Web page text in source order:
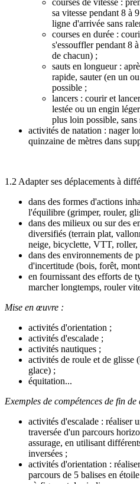
courses de vitesse :
sa vitesse pendant 8 à
ligne d'arrivée sans
courses en durée :
s'essouffler pendant 8
de chacun) ;
sauts en longueur :
rapide, sauter (en un
possible ;
lancers : courir et
lestée ou un engin
plus loin possible,
activités de natation : nager
quinzaine de mètres dans
1.2 Adapter ses déplacements à
dans des formes d'actions
l'équilibre (grimper, rouler,
dans des milieux ou sur des
diversifiés (terrain plat,
neige, bicyclette, VTT, roller,
dans des environnements de
d'incertitude (bois, forêt,
en fournissant des efforts de
marcher longtemps, rouler
Mise en œuvre :
activités d'orientation ;
activités d'escalade ;
activités nautiques ;
activités de roule et de glisse
glace) ;
équitation...
Exemples de compétences de fin de
activités d'escalade : réaliser
traversée d'un parcours
assurage, en utilisant
inversées ;
activités d'orientation :
parcours de 5 balises en